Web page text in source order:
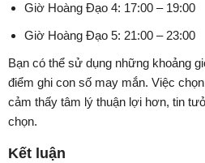
Giờ Hoàng Đạo 4: 17:00 – 19:00
Giờ Hoàng Đạo 5: 21:00 – 23:00
Bạn có thể sử dụng những khoảng
điểm ghi con số may mắn. Việc
cảm thấy tâm lý thuận lợi hơn, tin
chọn.
Kết luận